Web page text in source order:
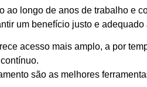
ao longo de anos de trabalho e
um benefício justo e adequado
acesso mais amplo, a por
são as melhores